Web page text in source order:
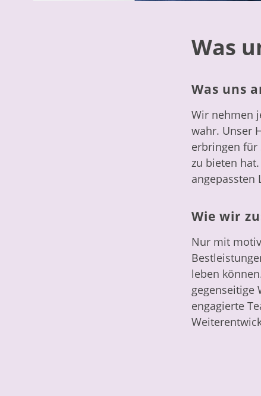
Was
Was uns
Wir nehmen
wahr. Unser
erbringen für
zu bieten
angepassten
Wie wir
Nur mit
leben
gegenseitige
engagierte